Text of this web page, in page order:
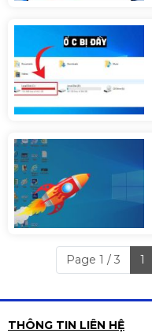
Page 1 / 3 1
THÔNG TIN LIÊN HỆ